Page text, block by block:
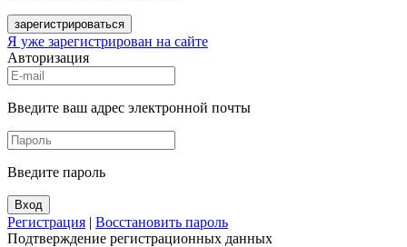
зарегистрироваться
Я уже зарегистрирован на сайте
Авторизация
Введите ваш адрес электронной почты
Введите пароль
Вход
Регистрация | Восстановить пароль
Подтверждение регистрационных данных